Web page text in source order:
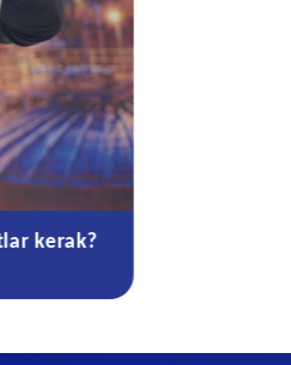
kerak?